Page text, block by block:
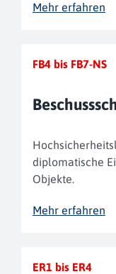
Mehr erfahren
FB4 bis FB7-NS
diplom­atische
Objekte.
Mehr erfahren
ER1 bis ER4